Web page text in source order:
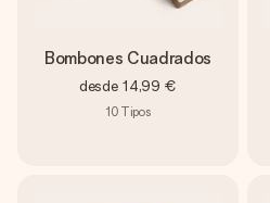
Bombones Cuadrados
desde 14,99 €
10 Tipos